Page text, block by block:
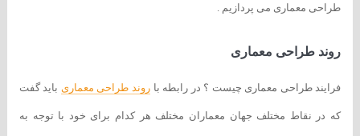
طراحی معماری می پردازیم .
روند طراحی معماری
فرایند طراحی معماری چیست ؟ در رابطه با روند طراحی معماری باید گفت
که در نقاط مختلف جهان معماران مختلف هر کدام برای خود با توجه به